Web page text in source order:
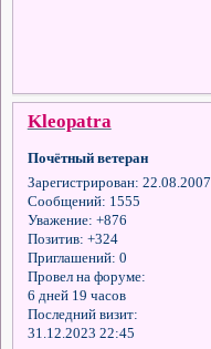
Kleopatra
Почётный ветеран
Зарегистрирован: 22.08.2007
Сообщений: 1555
Уважение: +876
Позитив: +324
Приглашений: 0
Провел на форуме:
6 дней 19 часов
Последний визит:
31.12.2023 22:45